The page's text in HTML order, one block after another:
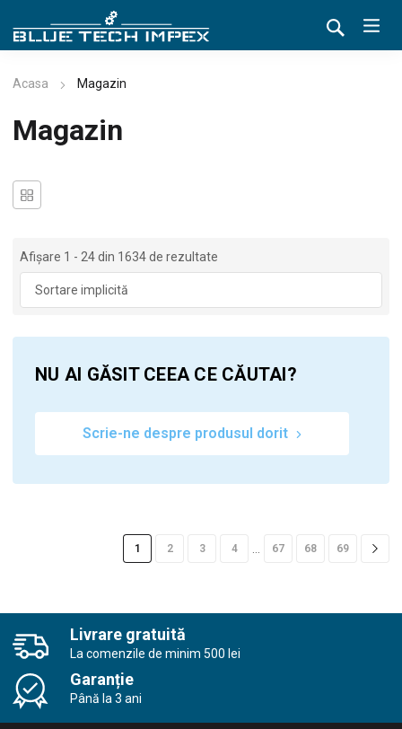
Acasa Magazin
Magazin
Afișare 1 - 24 din 1634 de rezultate
NU AI GĂSIT CEEA CE CĂUTAI?
Scrie-ne despre produsul dorit
1 2 3 4 … 67 68 69
Livrare gratuită
La comenzile de minim 500 lei
Garanție
Până la 3 ani